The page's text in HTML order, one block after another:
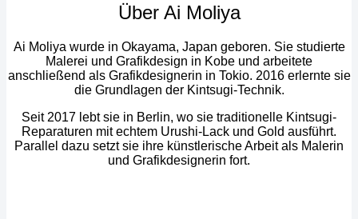
Über Ai Moliya
Ai Moliya wurde in Okayama, Japan geboren. Sie studierte
Malerei und Grafikdesign in Kobe und arbeitete
anschließend als Grafikdesignerin in Tokio. 2016 erlernte sie
die Grundlagen der Kintsugi-Technik.
Seit 2017 lebt sie in Berlin, wo sie traditionelle Kintsugi-
Reparaturen mit echtem Urushi-Lack und Gold ausführt.
Parallel dazu setzt sie ihre künstlerische Arbeit als Malerin
und Grafikdesignerin fort.